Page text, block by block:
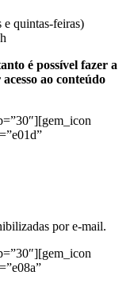
e quintas-feiras)
é possível fazer a
ao conteúdo
por e-mail.